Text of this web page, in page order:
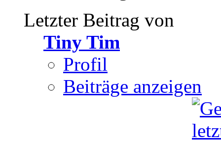
Letzter Beitrag von
Tiny Tim
Profil
Beiträge anzeigen